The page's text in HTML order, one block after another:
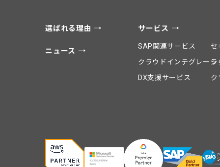
選ばれる理由
ニュース
サービス
SAP関連サービス
セ
クラウドインテグレーシ
ラ
DX支援サービス
ク